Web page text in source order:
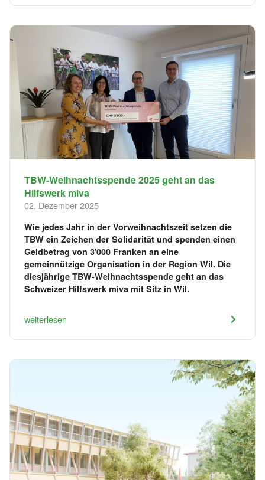
TBW-Weihnachtsspende 2025 geht an das
Hilfswerk miva
02. Dezember 2025
Wie jedes Jahr in der Vorweihnachtszeit setzen die
TBW ein Zeichen der Solidarität und spenden einen
Geldbetrag von 3'000 Franken an eine
gemeinnützige Organisation in der Region Wil. Die
diesjährige TBW-Weihnachtsspende geht an das
Schweizer Hilfswerk miva mit Sitz in Wil.
weiterlesen